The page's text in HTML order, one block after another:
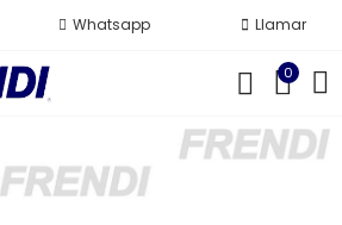
Whatsapp Llamar
0